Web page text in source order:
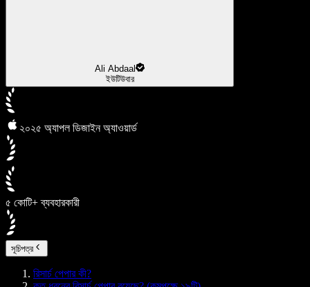
Ali Abdaal
ইউটিউবার
২০২৫ অ্যাপল ডিজাইন অ্যাওয়ার্ড
৫ কোটি+ ব্যবহারকারী
সূচিপত্র
রিসার্চ পেপার কী?